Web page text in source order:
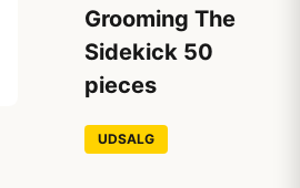
Grooming The
Sidekick 50
pieces
UDSALG